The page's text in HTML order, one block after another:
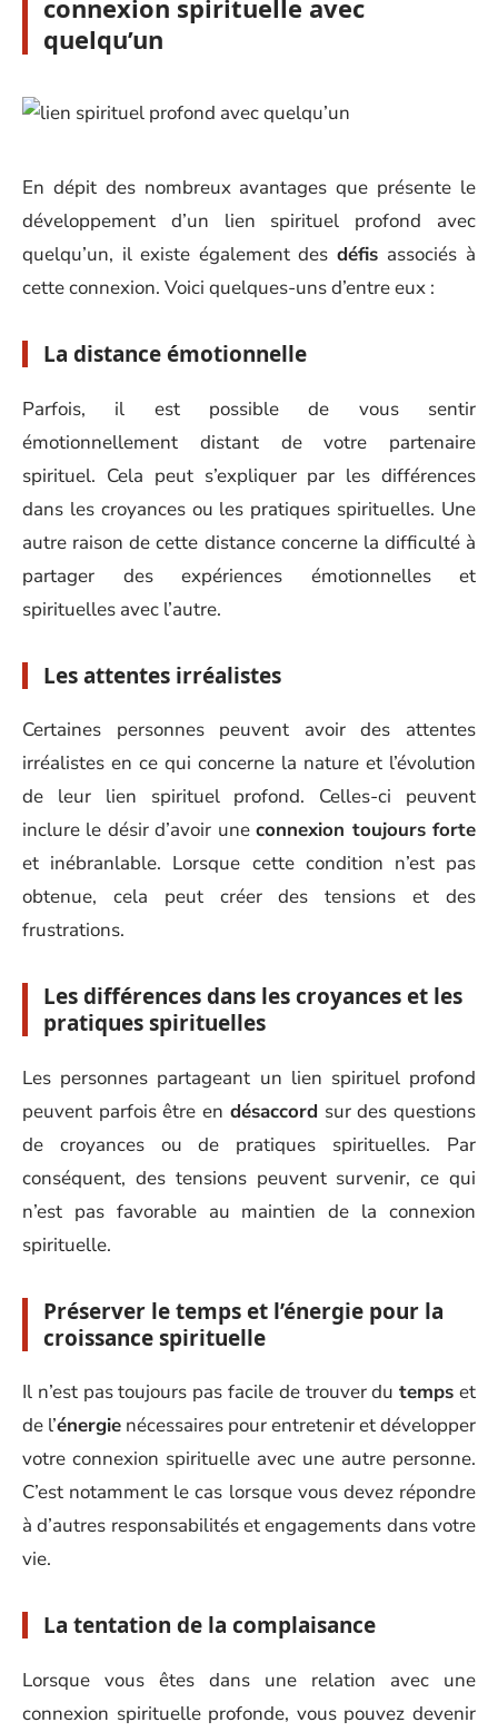
connexion spirituelle avec
quelqu’un
En dépit des nombreux avantages que présente le
développement d’un lien spirituel profond avec
quelqu’un, il existe également des défis associés à
cette connexion. Voici quelques-uns d’entre eux :
La distance émotionnelle
Parfois, il est possible de vous sentir
émotionnellement distant de votre partenaire
spirituel. Cela peut s’expliquer par les différences
dans les croyances ou les pratiques spirituelles. Une
autre raison de cette distance concerne la difficulté à
partager des expériences émotionnelles et
spirituelles avec l’autre.
Les attentes irréalistes
Certaines personnes peuvent avoir des attentes
irréalistes en ce qui concerne la nature et l’évolution
de leur lien spirituel profond. Celles-ci peuvent
inclure le désir d’avoir uneconnexion toujours forte
et inébranlable. Lorsque cette condition n’est pas
obtenue, cela peut créer des tensions et des
frustrations.
Les différences dans les croyances et les
pratiques spirituelles
Les personnes partageant un lien spirituel profond
peuvent parfois être en désaccord sur des questions
de croyances ou de pratiques spirituelles. Par
conséquent, des tensions peuvent survenir, ce qui
n’est pas favorable au maintien de la connexion
spirituelle.
Préserver le temps et l’énergie pour la
croissance spirituelle
Il n’est pas toujours pas facile de trouver dutemps et
de l’énergie nécessaires pour entretenir et développer
votre connexion spirituelle avec une autre personne.
C’est notamment le cas lorsque vous devez répondre
à d’autres responsabilités et engagements dans votre
vie.
La tentation de la complaisance
Lorsque vous êtes dans une relation avec une
connexion spirituelle profonde, vous pouvez devenir